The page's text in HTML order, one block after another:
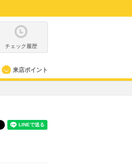
チェック履歴
来店ポイント